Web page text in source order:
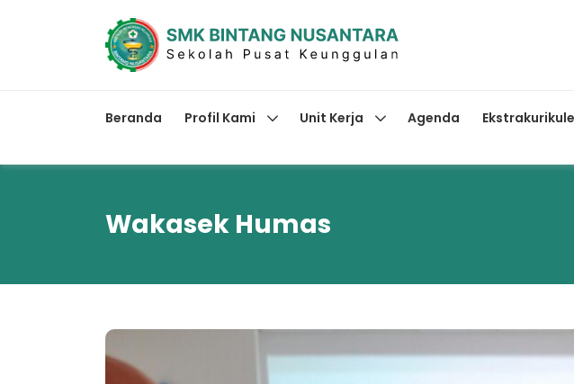
Beranda Profil Kami Unit Kerja Agenda
Wakasek Humas